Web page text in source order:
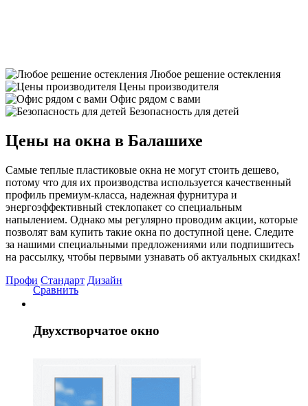
Любое решение остекления
Цены производителя
Офис рядом с вами
Безопасность для детей
Цены на окна в Балашихе
Самые теплые пластиковые окна не могут стоить дешево,
потому что для их производства используется качественный
профиль премиум-класса, надежная фурнитура и
энергоэффективный стеклопакет со специальным
напылением. Однако мы регулярно проводим акции, которые
позволят вам купить такие окна по доступной цене. Следите
за нашими специальными предложениями или подпишитесь
на рассылку, чтобы первыми узнавать об актуальных скидках!
Профи Стандарт Дизайн
Сравнить
Двухстворчатое окно